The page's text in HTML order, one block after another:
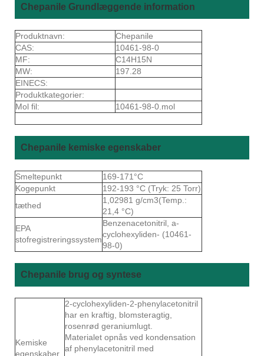
Chepanile Grundlæggende information
Produktnavn:
Chepanile
CAS:
10461-98-0
MF:
C14H15N
MW:
197.28
EINECS:
Produktkategorier:
Mol fil:
10461-98-0.mol
Chepanile kemiske egenskaber
Smeltepunkt
169-171°C
Kogepunkt
192-193 °C (Tryk: 25 Torr)
tæthed
1,02981 g/cm3(Temp.:
21,4 °C)
EPA
stofregistreringssystem
Benzenacetonitril, a-
cyclohexyliden- (10461-
98-0)
Chepanile brug og syntese
Kemiske
egenskaber
2-cyclohexyliden-2-phenylacetonitril
har en kraftig, blomsteragtig,
rosenrød geraniumlugt.
Materialet opnås ved kondensation
af phenylacetonitril med